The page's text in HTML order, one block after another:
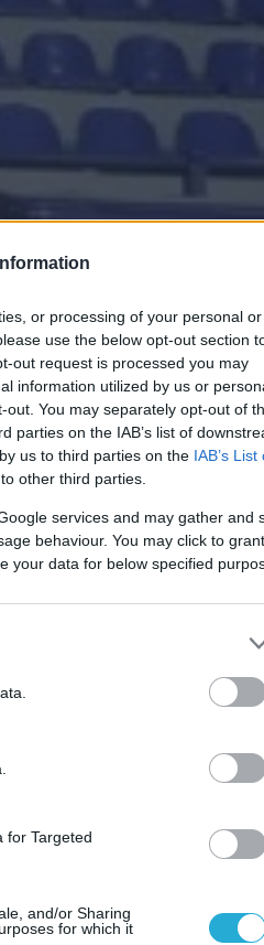
or processing of your personal or
use the below opt-out section
out request is processed you may
information utilized by us or
You may separately opt-out of
parties on the IAB’s list of
us to third parties on the IAB’s List
other third parties.
services and may gather and
behaviour. You may click to
your data for below specified
for Targeted
and/or Sharing
for which it